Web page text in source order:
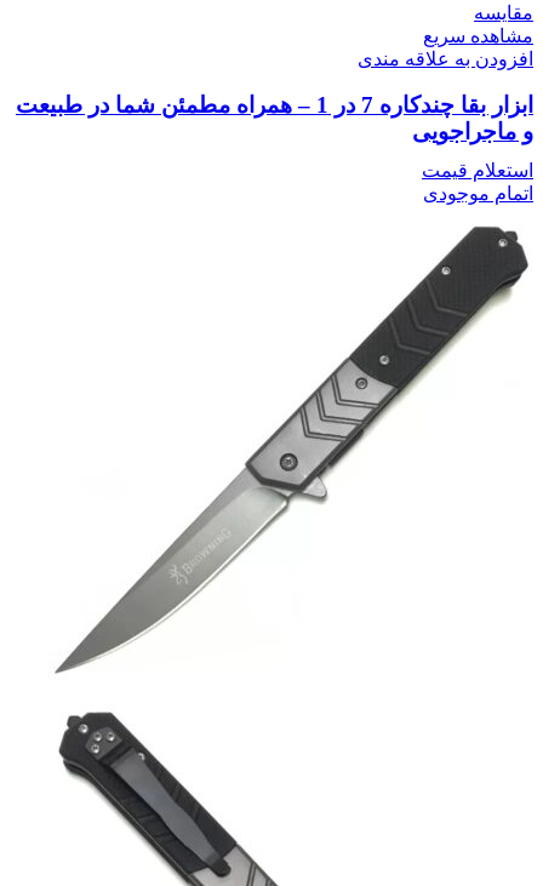
مقایسه
مشاهده سریع
افزودن به علاقه مندی
ابزار بقا چندکاره 7 در 1 – همراه مطمئن شما در طبیعت
و ماجراجویی
استعلام قیمت
اتمام موجودی